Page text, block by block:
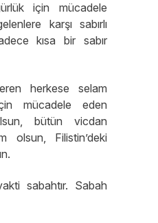
için mücadele
karşı sabırlı
kısa bir sabır
herkese selam
mücadele eden
bütün vicdan
olsun, Filistin’deki
sabahtır. Sabah